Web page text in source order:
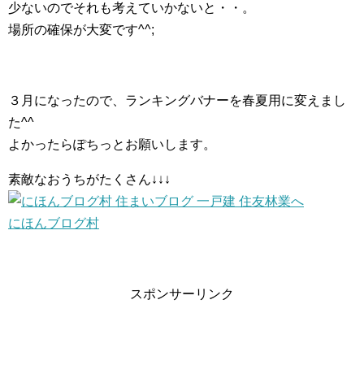
少ないのでそれも考えていかないと・・。
場所の確保が大変です^^;
３月になったので、ランキングバナーを春夏用に変えまし
た^^
よかったらぽちっとお願いします。
素敵なおうちがたくさん↓↓↓
にほんブログ村
スポンサーリンク